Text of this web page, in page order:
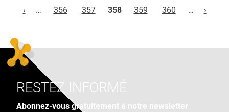
‹
… 356 357 358 359 360 … ›
RESTEZ INFORMÉ
Abonnez-vous gratuitement à notre newsletter